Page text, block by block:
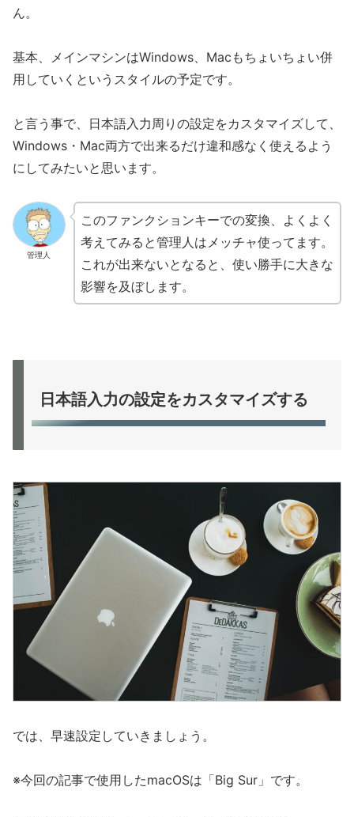
ん。
基本、メインマシンはWindows、Macもちょいちょい併
用していくというスタイルの予定です。
と言う事で、日本語入力周りの設定をカスタマイズして、
Windows・Mac両方で出来るだけ違和感なく使えるよう
にしてみたいと思います。
管理人
このファンクションキーでの変換、よくよく
考えてみると管理人はメッチャ使ってます。
これが出来ないとなると、使い勝手に大きな
影響を及ぼします。
日本語入力の設定をカスタマイズする
では、早速設定していきましょう。
※今回の記事で使用したmacOSは「Big Sur」です。